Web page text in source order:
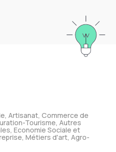
Artisanat, Commerce de
Tourisme, Autres
Economie Sociale et
Métiers d'art, Agro-